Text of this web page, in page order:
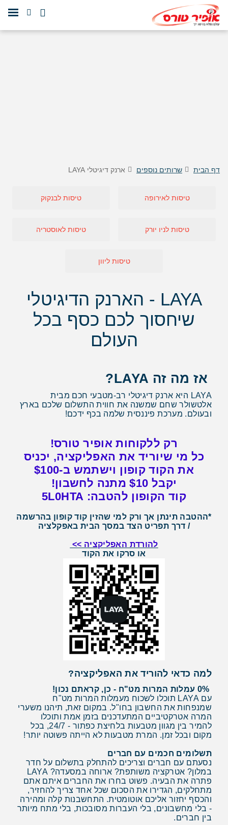
דף הבית שרותים נוספים ארנק דיגיטלי LAYA
טיסות לאירופה טיסות לבנקוק
טיסות לניו יורק טיסות לאוסטריה
טיסות ליוון
LAYA - הארנק הדיגיטלי
שיחסוך לכם כסף בכל
העולם
אז מה זה LAYA?
LAYA היא ארנק דיגיטלי רב-מטבעי חכם מבית
אלטשולר שחם שמשנה את חווית התשלום שלכם בארץ
ובעולם. מערכת פיננסית שלמה בכף ידכם!
רק ללקוחות אופיר טורס!
כל מי שיוריד את האפליקציה, יכניס
את הקוד קופון וישתמש ב-$100
יקבל $10 מתנה לחשבון!
קוד הקופון להטבה: 5L0HTA
*ההטבה תינתן אך ורק למי שהזין קוד קופון בהרשמה
/ דרך תפריט הצד במסך הבית באפקלציה
להורדת האפליקציה >>
או סרקו את הקוד
למה כדאי להוריד את האפליקציה?
עם LAYA תוכלו לשכוח מעמלות המרות מט"ח
שמנפחות את החשבון בחו"ל. במקום זאת, תיהנו משערי
המרה אטרקטיביים המתעדכנים בזמן אמת ותוכלו
להמיר בין מגוון מטבעות בלחיצת כפתור - 24/7, בכל
מקום ובכל זמן. המרת מטבעות לא הייתה פשוטה יותר!
תשלומים חכמים עם חברים
נסעתם עם חברים וצריכים להתחלק בתשלום על חדר
במלון? אטרקציה משותפת? ארוחה במסעדה? LAYA
פתרה את הבעיה. פשוט בחרו את החברים איתם אתם
מתחלקים, הגדירו את הסכום שכל אחד צריך להחזיר,
והכסף יחזור אליכם אוטומטית. התחשבנות קלה ומהירה
- בלי מחשבונים, בלי העברות מסובכות, בלי מתח מיותר
בין חברים.